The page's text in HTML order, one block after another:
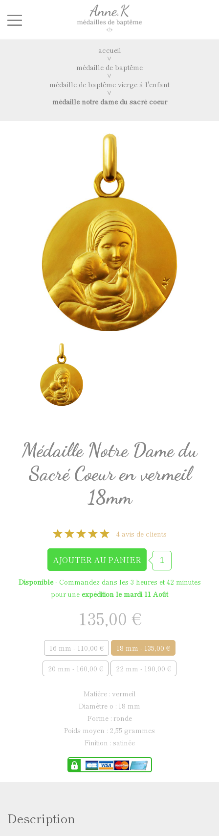
accueil
médaille de baptême
médaille de baptême vierge à l'enfant
médaille notre dame du sacré coeur
Médaille Notre Dame du
Sacré Coeur en vermeil
18mm
4 avis de clients
Disponible- Commandez dans les 3 heures et 42 minutes
pour une expédition le mardi 11 Août
135,00 €
16 mm - 110,00 € 18 mm - 135,00 €
20 mm - 160,00 € 22 mm - 190,00 €
matière : vermeil
diamètre ø : 18 mm
forme : ronde
poids moyen : 2,55 grammes
finition : satinée
Description